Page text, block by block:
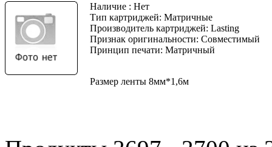
Наличие : Нет
Тип картриджей: Матричные
Производитель картриджей: Lasting
Признак оригинальности: Совместимый
Принцип печати: Матричный
Размер ленты 8мм*1,6м